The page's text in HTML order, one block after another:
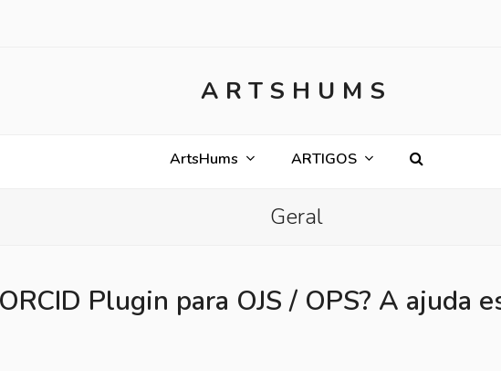
ARTSHUMS
ArtsHums ARTIGOS
Geral
Plugin para OJS / OPS? A ajuda